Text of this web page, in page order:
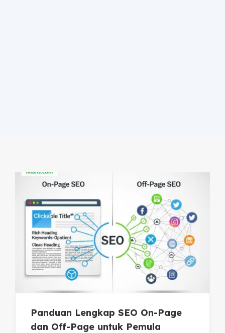
Panduan Lengkap SEO On-Page
dan Off-Page untuk Pemula